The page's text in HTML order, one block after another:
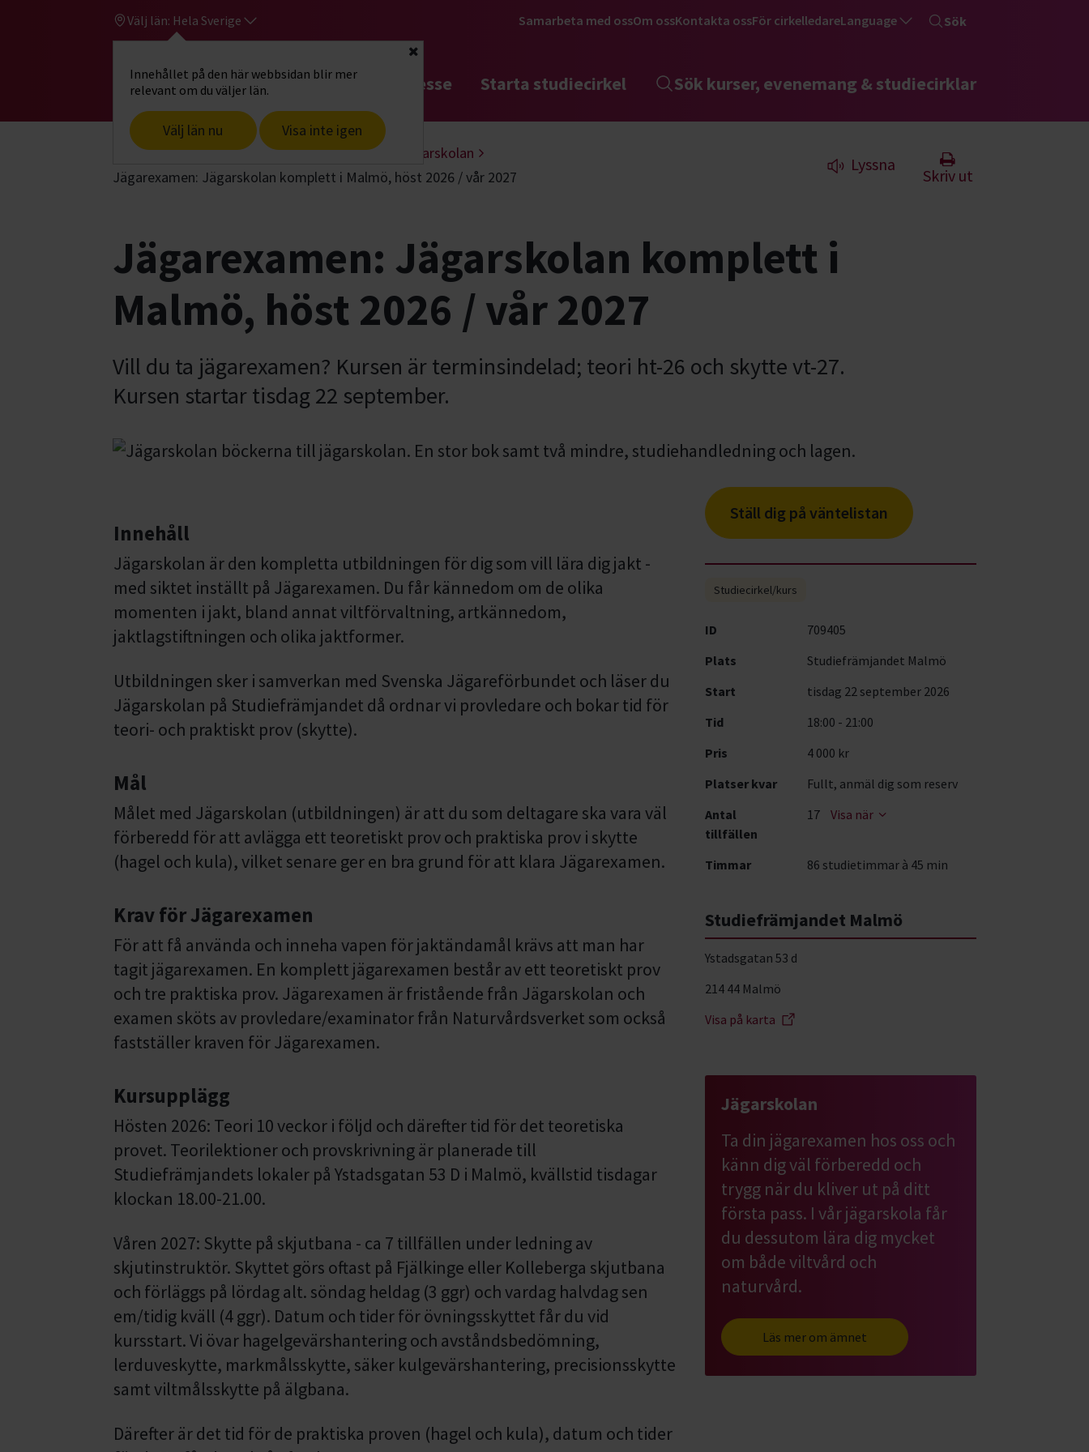
Välj län: Hela Sverige
Innehållet på den här webbsidan blir mer
relevant om du väljer län.
Välj län nu Visa inte igen
Stäng
Samarbeta med ossOm ossKontakta ossFör cirkelledareLanguage Sök
Gå till studiefrämjandets startsidaHitta intresse Starta studiecirkel Sök kurser, evenemang & studiecirklar
Start Hitta intresse Jakt & fiske Jakt
Jägarskolan
Jägarexamen: Jägarskolan komplett i Malmö, höst 2026 / vår 2027
Lyssna
Skriv ut
Jägarexamen: Jägarskolan komplett i
Malmö, höst 2026 / vår 2027
Vill du ta jägarexamen? Kursen är terminsindelad; teori ht-26 och skytte vt-27.
Kursen startar tisdag 22 september.
Innehåll
Jägarskolan är den kompletta utbildningen för dig som vill lära dig jakt -
med siktet inställt på Jägarexamen. Du får kännedom om de olika
momenten i jakt, bland annat viltförvaltning, artkännedom,
jaktlagstiftningen och olika jaktformer.
Utbildningen sker i samverkan med Svenska Jägareförbundet och läser du
Jägarskolan på Studiefrämjandet då ordnar vi provledare och bokar tid för
teori- och praktiskt prov (skytte).
Mål
Målet med Jägarskolan (utbildningen) är att du som deltagare ska vara väl
förberedd för att avlägga ett teoretiskt prov och praktiska prov i skytte
(hagel och kula), vilket senare ger en bra grund för att klara Jägarexamen.
Krav för Jägarexamen
För att få använda och inneha vapen för jaktändamål krävs att man har
tagit jägarexamen. En komplett jägarexamen består av ett teoretiskt prov
och tre praktiska prov. Jägarexamen är fristående från Jägarskolan och
examen sköts av provledare/examinator från Naturvårdsverket som också
fastställer kraven för Jägarexamen.
Kursupplägg
Hösten 2026: Teori 10 veckor i följd och därefter tid för det teoretiska
provet. Teorilektioner och provskrivning är planerade till
Studiefrämjandets lokaler på Ystadsgatan 53 D i Malmö, kvällstid tisdagar
klockan 18.00-21.00.
Våren 2027: Skytte på skjutbana - ca 7 tillfällen under ledning av
skjutinstruktör. Skyttet görs oftast på Fjälkinge eller Kolleberga skjutbana
och förläggs på lördag alt. söndag heldag (3 ggr) och vardag halvdag sen
em/tidig kväll (4 ggr). Datum och tider för övningsskyttet får du vid
kursstart. Vi övar hagelgevärshantering och avståndsbedömning,
lerduveskytte, markmålsskytte, säker kulgevärshantering, precisionsskytte
samt viltmålsskytte på älgbana.
Därefter är det tid för de praktiska proven (hagel och kula), datum och tider
Ställ dig på väntelistan
Studiecirkel/kurs
ID
709405
Plats
Studiefrämjandet Malmö
Start
tisdag 22 september 2026
Tid
18:00 - 21:00
Pris
4 000 kr
Platser kvar
Fullt, anmäl dig som reserv
Antal
tillfällen
17 Visa när
Timmar 86 studietimmar à 45 min
Studiefrämjandet Malmö
Ystadsgatan 53 d
214 44 Malmö
Visa på karta
Jägarskolan
Ta din jägarexamen hos oss och
känn dig väl förberedd och
trygg när du kliver ut på ditt
första pass. I vår jägarskola får
du dessutom lära dig mycket
om både viltvård och
naturvård.
Läs mer om ämnet